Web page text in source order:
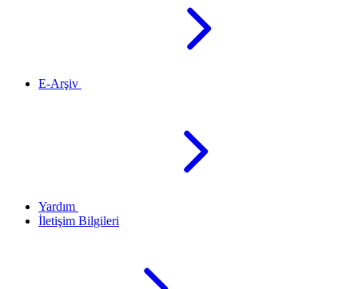
E-Arşiv
Yardım
İletişim Bilgileri